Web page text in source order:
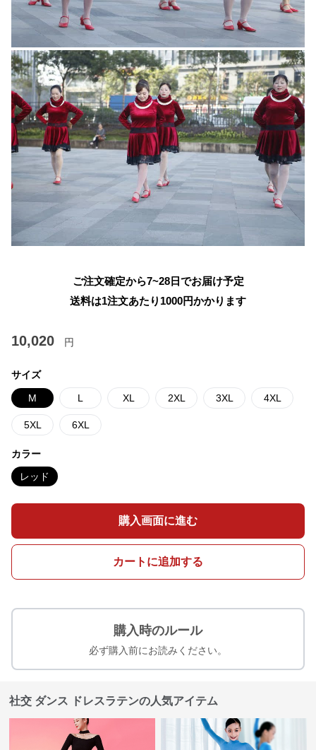
ご注文確定から7~28日でお届け予定
送料は1注文あたり 1000円かかります
10,020 円
サイズ
M L XL 2XL 3XL 4XL
5XL 6XL
カラー
レッド
購入画面に進む
カートに追加する
購入時のルール
必ず購入前にお読みください。
社交 ダンス ドレスラテンの人気アイテム